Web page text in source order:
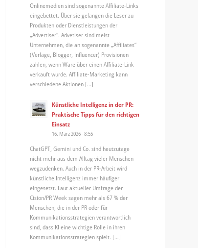
Onlinemedien sind sogenannte Affiliate-Links
eingebettet. Über sie gelangen die Leser zu
Produkten oder Dienstleistungen der
„Advertiser“. Advetiser sind meist
Unternehmen, die an sogenannte „Affiliates“
(Verlage, Blogger, Influencer) Provisionen
zahlen, wenn Ware über einen Affiliate-Link
verkauft wurde. Affiliate-Marketing kann
verschiedene Aktionen […]
Künstliche Intelligenz in der PR:
Praktische Tipps für den richtigen
Einsatz
16. März 2026 - 8:55
ChatGPT, Gemini und Co. sind heutzutage
nicht mehr aus dem Alltag vieler Menschen
wegzudenken. Auch in der PR-Arbeit wird
künstliche Intelligenz immer häufiger
eingesetzt. Laut aktueller Umfrage der
Cision/PR Week sagen mehr als 67 % der
Menschen, die in der PR oder für
Kommunikationsstrategien verantwortlich
sind, dass KI eine wichtige Rolle in ihren
Kommunikationsstrategien spielt. […]